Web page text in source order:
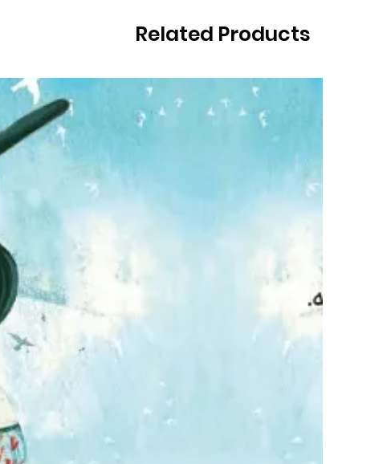
Related Products